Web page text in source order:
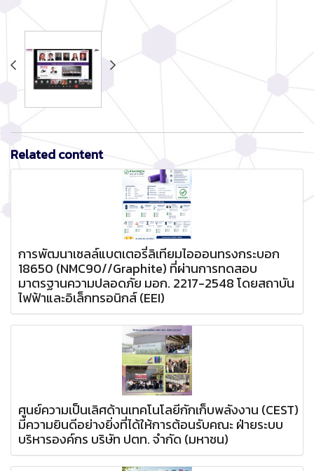
Related content
การพัฒนาเซลล์แบตเตอรี่ลิเทียมไอออนทรงกระบอก
18650 (NMC90//Graphite) ที่ผ่านการทดสอบ
มาตรฐานความปลอดภัย มอก. 2217-2548 โดยสถาบัน
ไฟฟ้าและอิเล็กทรอนิกส์ (EEI)
ศูนย์ความเป็นเลิศด้านเทคโนโลยีกักเก็บพลังงาน (CEST)
มีความยินดีอย่างยิ่งที่ได้ให้การต้อนรับคณะ ฝ่ายระบบ
บริหารองค์กร บริษัท ปตท. จำกัด (มหาชน)